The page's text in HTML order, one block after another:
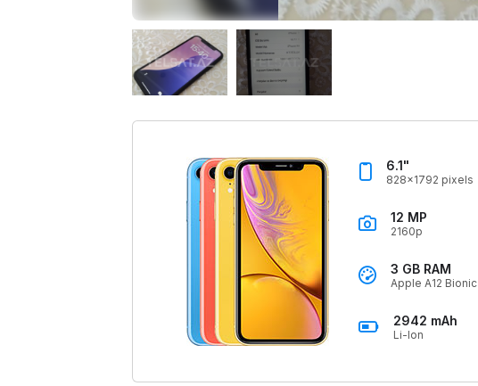
6.1"
828x1792 pixels
12 MP
2160p
3 GB RAM
Apple A12 Bionic
2942 mAh
Li-Ion